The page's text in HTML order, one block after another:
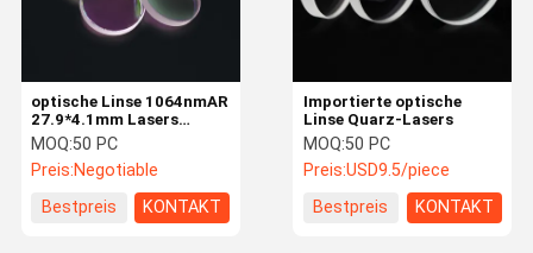
optische Linse 1064nmAR
27.9*4.1mm Lasers
importierte Quarz-
fixiertes Silikon für
Laser-Kopf
MOQ:50 PC
Preis:Negotiable
Bestpreis
KONTAKT
Importierte optische
Linse Quarz-Lasers
MOQ:50 PC
Preis:USD9.5/piece
Bestpreis
KONTAKT